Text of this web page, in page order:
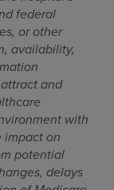
federal
or other
availability,
and
with
impact on
potential
delays